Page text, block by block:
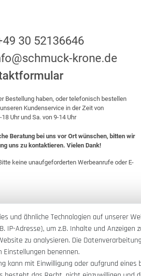
30 52136646
krone.de
Bestellung haben, oder telefonisch bestellen
Kundenservice in der Zeit von
Uhr und Sa. von 9-14 Uhr
Beratung bei uns vor Ort wünschen, bitten wir
uns zu kontaktieren. Vielen Dank!
keine unaufgeforderten Werbeanrufe oder E-
und ähnliche Technologien auf unserer
IP-Adresse), um z.B. Inhalte und
zu analysieren. Die
benennen.
kann mit Einwilligung oder aufgrund